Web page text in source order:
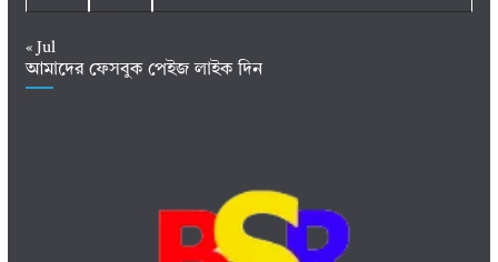
« Jul
আমাদের ফেসবুক পেইজ লাইক দিন